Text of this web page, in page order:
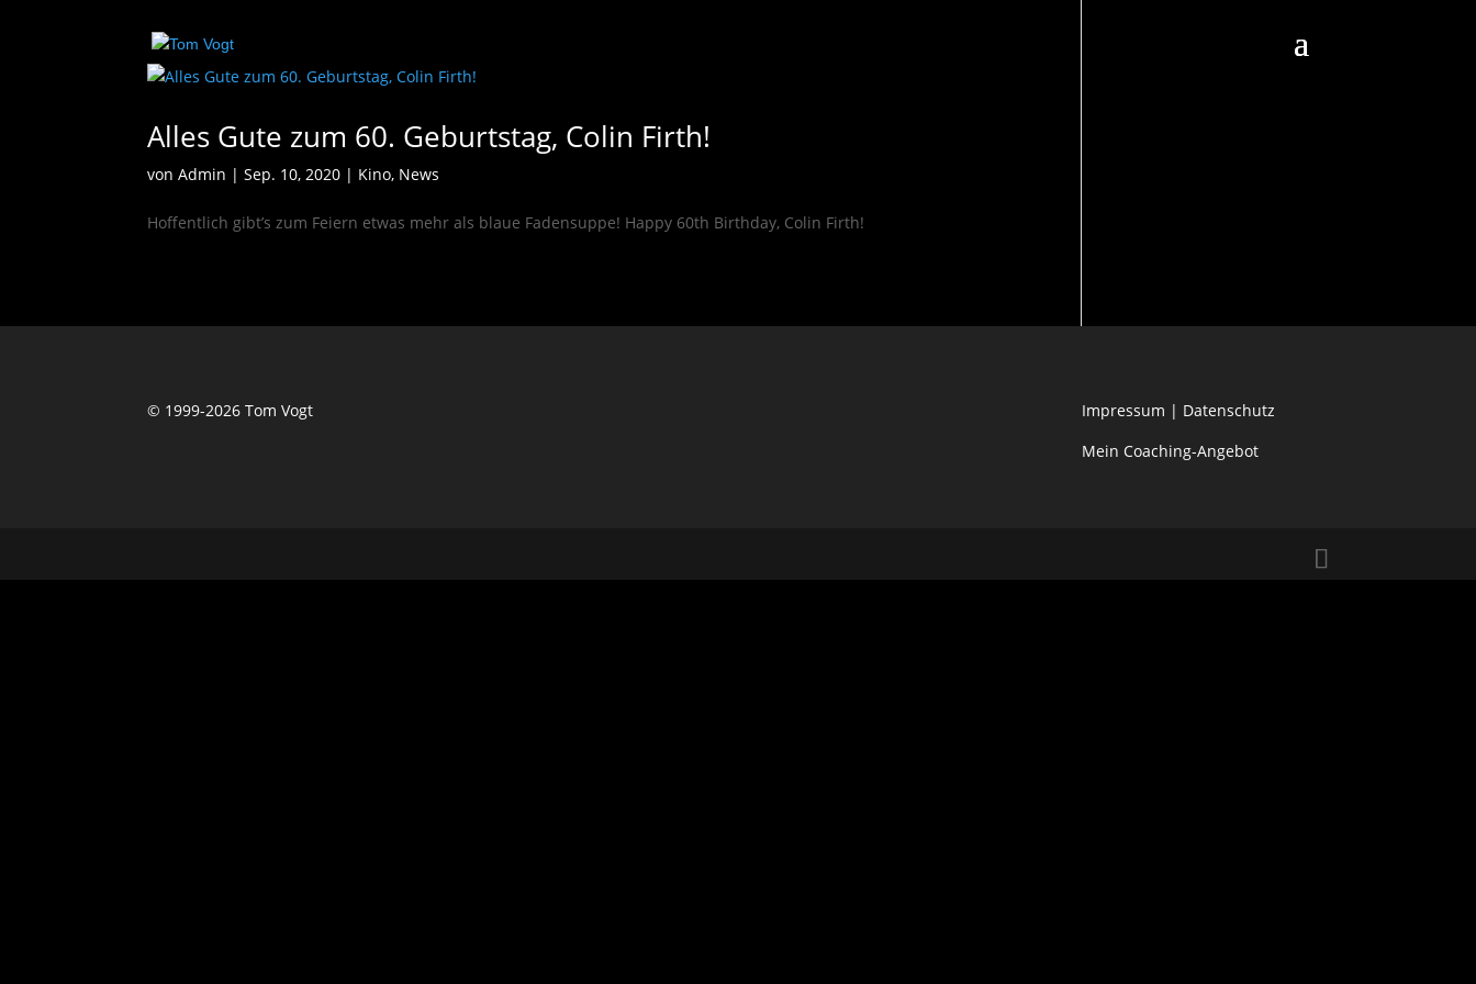
Alles Gute zum 60. Geburtstag, Colin Firth!
vonAdmin |Sep. 10, 2020 | Kino, News
Hoffentlich gibt’s zum Feiern etwas mehr als blaue Fadensuppe! Happy 60th Birthday, Colin Firth!
© 1999-2026 Tom Vogt Impressum | Datenschutz
Mein Coaching-Angebot